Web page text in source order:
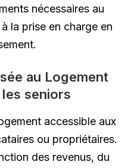
nécessaires au
la prise en charge en
au Logement
seniors
accessible aux
ou propriétaires.
des revenus, du